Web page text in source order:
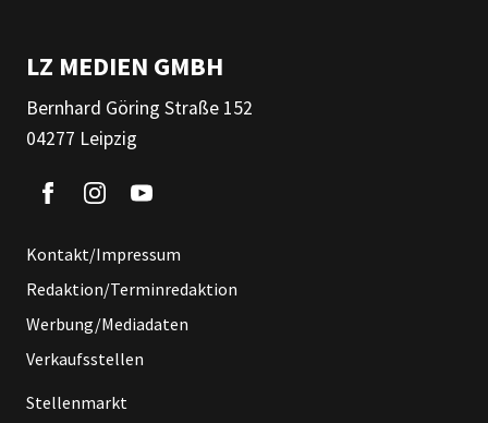
LZ MEDIEN GMBH
Bernhard Göring Straße 152
04277 Leipzig
Kontakt/Impressum
Redaktion/Terminredaktion
Werbung/Mediadaten
Verkaufsstellen
Stellenmarkt